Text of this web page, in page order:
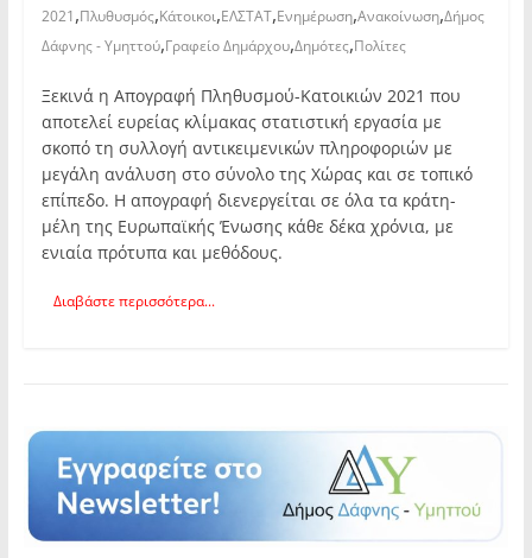
2021,Πλυθυσμός,Κάτοικοι,ΕΛΣΤΑΤ,Ενημέρωση,Ανακοίνωση,Δήμος
Δάφνης - Υμηττού,Γραφείο Δημάρχου,Δημότες,Πολίτες
Ξεκινά η Απογραφή Πληθυσμού-Κατοικιών 2021 που
αποτελεί ευρείας κλίμακας στατιστική εργασία με
σκοπό τη συλλογή αντικειμενικών πληροφοριών με
μεγάλη ανάλυση στο σύνολο της Χώρας και σε τοπικό
επίπεδο. Η απογραφή διενεργείται σε όλα τα κράτη-
μέλη της Ευρωπαϊκής Ένωσης κάθε δέκα χρόνια, με
ενιαία πρότυπα και μεθόδους.
Διαβάστε περισσότερα...